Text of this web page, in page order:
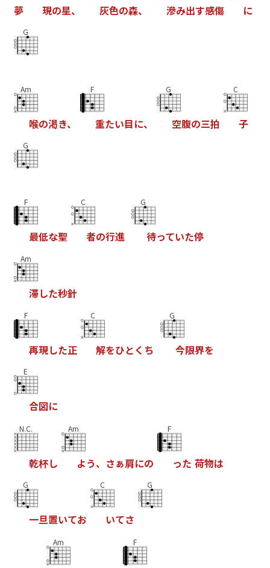
夢 現の星、 灰色の森、 滲み出す感傷 に
G
Am
喉の渇き、
F
重たい目に、
G
空腹の三拍
C
子
G
F
最低な聖
C
者の行進
G
待っていた停
Am
滞した秒針
F
再現した正
C
解をひと く ち
G
今限界を
E
合図に
N.C.
乾杯し
Am
よう、 さぁ肩にの
F
った 荷物は
G
一旦置いてお
C
いてさ
G
Am F